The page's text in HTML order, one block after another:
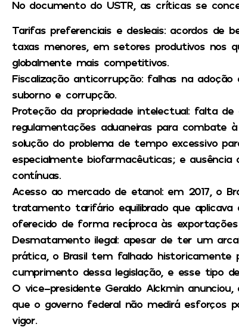
No documento do USTR, as críticas se
Tarifas preferenciais e desleais: acordos de
taxas menores, em setores produtivos nos
globalmente mais competitivos.
Fiscalização anticorrupção: falhas na
suborno e corrupção.
Proteção da propriedade intelectual: falta de
regulamentações aduaneiras para combate
solução do problema de tempo excessivo
especialmente biofarmacêuticas; e
contínuas.
Acesso ao mercado de etanol: em 2017, o
tratamento tarifário equilibrado que
oferecido de forma recíproca às
Desmatamento ilegal: apesar de ter um
prática, o Brasil tem falhado
cumprimento dessa legislação, e esse tipo
O vice-presidente Geraldo Alckmin
que o governo federal não medirá
vigor.